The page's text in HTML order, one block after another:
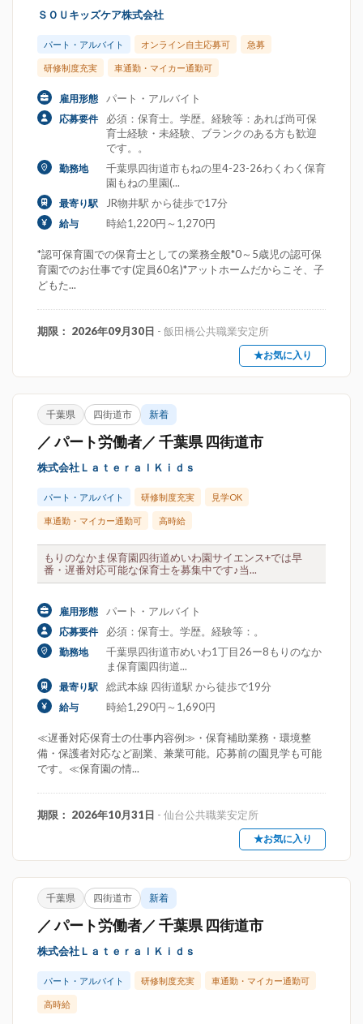
ＳＯＵキッズケア株式会社
パート・アルバイト オンライン自主応募可 急募
研修制度充実 車通勤・マイカー通勤可
雇用形態 パート・アルバイト
応募要件
必須：保育士。学歴。経験等：あれば尚可保
育士経験・未経験、ブランクのある方も歓迎
です。。
勤務地
千葉県四街道市もねの里4-23-26わくわく保育
園もねの里園(...
最寄り駅 JR物井駅 から徒歩で17分
給与 時給1,220円～1,270円
*認可保育園での保育士としての業務全般*0～5歳児の認可保
育園でのお仕事です(定員60名)*アットホームだからこそ、子
どもた...
期限： 2026年09月30日 - 飯田橋公共職業安定所
★お気に入り
千葉県 四街道市 新着
／ パート労働者／ 千葉県 四街道市
株式会社ＬａｔｅｒａｌＫｉｄｓ
パート・アルバイト 研修制度充実 見学OK
車通勤・マイカー通勤可 高時給
もりのなかま保育園四街道めいわ園サイエンス+では早
番・遅番対応可能な保育士を募集中です♪当...
雇用形態 パート・アルバイト
応募要件 必須：保育士。学歴。経験等：。
勤務地
千葉県四街道市めいわ1丁目26ー8もりのなか
ま保育園四街道...
最寄り駅 総武本線 四街道駅 から徒歩で19分
給与 時給1,290円～1,690円
≪遅番対応保育士の仕事内容例≫・保育補助業務・環境整
備・保護者対応など副業、兼業可能。応募前の園見学も可能
です。≪保育園の情...
期限： 2026年10月31日 - 仙台公共職業安定所
★お気に入り
千葉県 四街道市 新着
／ パート労働者／ 千葉県 四街道市
株式会社ＬａｔｅｒａｌＫｉｄｓ
パート・アルバイト 研修制度充実 車通勤・マイカー通勤可
高時給